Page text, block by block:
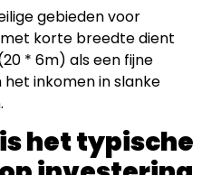
gebieden voor
korte breedte dient
* 6m) als een fijne
inkomen in slanke
het typische